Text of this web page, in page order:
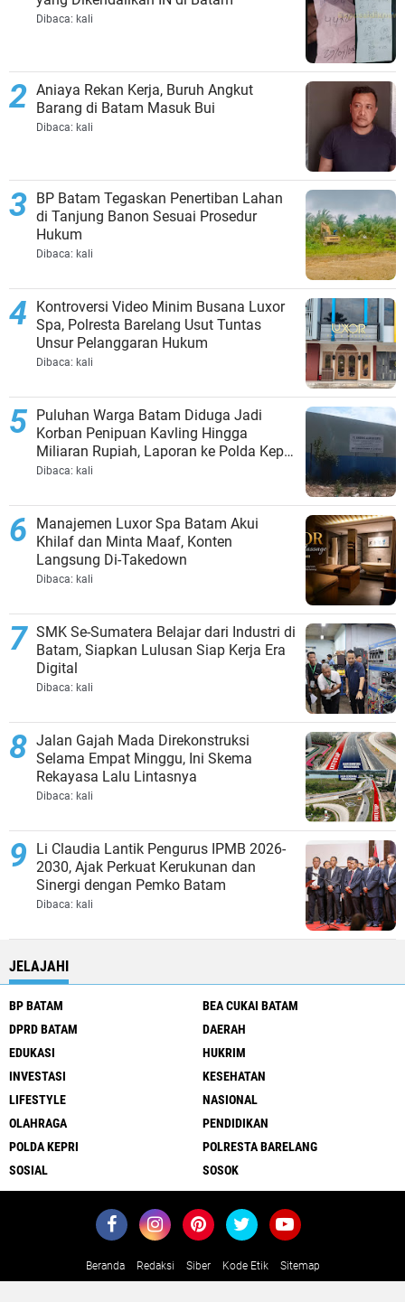
Dibaca: kali
Aniaya Rekan Kerja, Buruh Angkut
Barang di Batam Masuk Bui
Dibaca: kali
BP Batam Tegaskan Penertiban Lahan
di Tanjung Banon Sesuai Prosedur
Hukum
Dibaca: kali
Kontroversi Video Minim Busana Luxor
Spa, Polresta Barelang Usut Tuntas
Unsur Pelanggaran Hukum
Dibaca: kali
Puluhan Warga Batam Diduga Jadi
Korban Penipuan Kavling Hingga
Miliaran Rupiah, Laporan ke Polda Kepri
Jalan di Tempat?
Dibaca: kali
Manajemen Luxor Spa Batam Akui
Khilaf dan Minta Maaf, Konten
Langsung Di-Takedown
Dibaca: kali
SMK Se-Sumatera Belajar dari Industri di
Batam, Siapkan Lulusan Siap Kerja Era
Digital
Dibaca: kali
Jalan Gajah Mada Direkonstruksi
Selama Empat Minggu, Ini Skema
Rekayasa Lalu Lintasnya
Dibaca: kali
Li Claudia Lantik Pengurus IPMB 2026-
2030, Ajak Perkuat Kerukunan dan
Sinergi dengan Pemko Batam
Dibaca: kali
JELAJAHI
BP BATAM
BEA CUKAI BATAM
DPRD BATAM
DAERAH
EDUKASI
HUKRIM
INVESTASI
KESEHATAN
LIFESTYLE
NASIONAL
OLAHRAGA
PENDIDIKAN
POLDA KEPRI
POLRESTA BARELANG
SOSIAL
SOSOK
Beranda Redaksi Siber Kode Etik Sitemap